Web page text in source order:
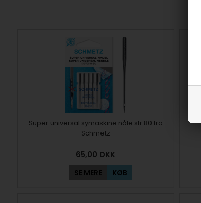
Super universal symaskine nåle str 80 fra
Schmetz
65,00 DKK
SE MERE KØB